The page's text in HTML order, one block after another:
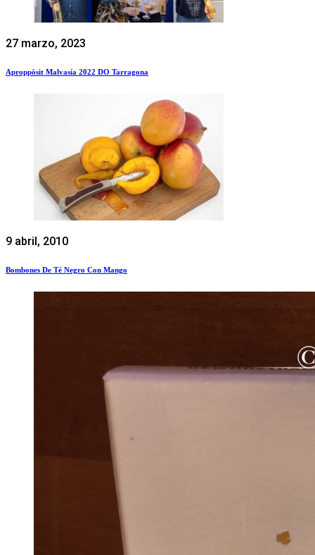
27 marzo, 2023
Aproppòsit Malvasía 2022 DO Tarragona
9 abril, 2010
Bombones De Té Negro Con Mango